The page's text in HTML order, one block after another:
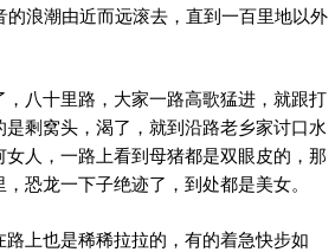
的浪潮由近而远滚去，直到一百里地以外
八十里路，大家一路高歌猛进，就跟打
剩窝头，渴了，就到沿路老乡家讨口水
人，一路上看到母猪都是双眼皮的，那
恐龙一下子绝迹了，到处都是美女。
上也是稀稀拉拉的，有的着急快步如